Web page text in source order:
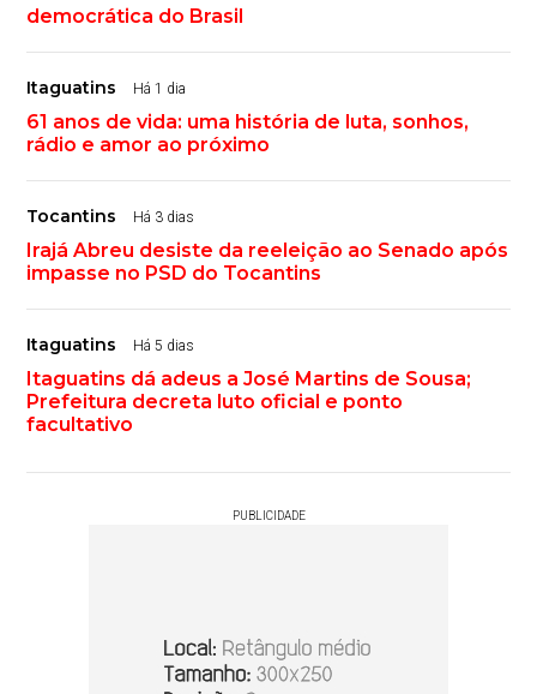
democrática do Brasil
Itaguatins Há 1 dia
61 anos de vida: uma história de luta, sonhos,
rádio e amor ao próximo
Tocantins Há 3 dias
Irajá Abreu desiste da reeleição ao Senado após
impasse no PSD do Tocantins
Itaguatins Há 5 dias
Itaguatins dá adeus a José Martins de Sousa;
Prefeitura decreta luto oficial e ponto
facultativo
PUBLICIDADE